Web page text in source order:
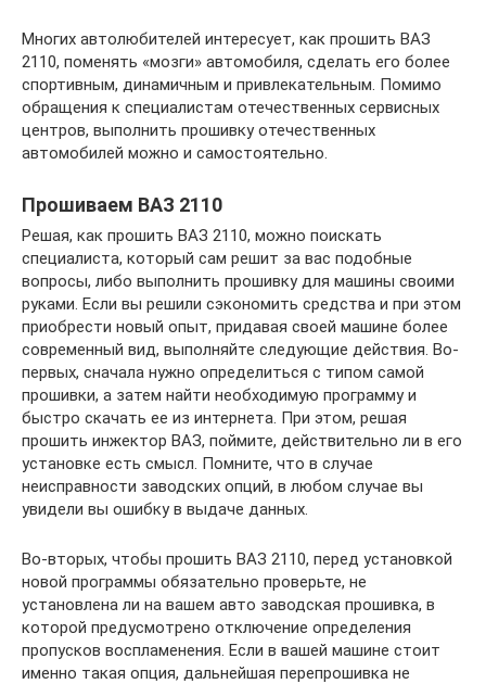
Многих автолюбителей интересует, как прошить ВАЗ
2110, поменять «мозги» автомобиля, сделать его более
спортивным, динамичным и привлекательным. Помимо
обращения к специалистам отечественных сервисных
центров, выполнить прошивку отечественных
автомобилей можно и самостоятельно.
Прошиваем ВАЗ 2110
Решая, как прошить ВАЗ 2110, можно поискать
специалиста, который сам решит за вас подобные
вопросы, либо выполнить прошивку для машины своими
руками. Если вы решили сэкономить средства и при этом
приобрести новый опыт, придавая своей машине более
современный вид, выполняйте следующие действия. Во-
первых, сначала нужно определиться с типом самой
прошивки, а затем найти необходимую программу и
быстро скачать ее из интернета. При этом, решая
прошить инжектор ВАЗ, поймите, действительно ли в его
установке есть смысл. Помните, что в случае
неисправности заводских опций, в любом случае вы
увидели вы ошибку в выдаче данных.
Во-вторых, чтобы прошить ВАЗ 2110, перед установкой
новой программы обязательно проверьте, не
установлена ли на вашем авто заводская прошивка, в
которой предусмотрено отключение определения
пропусков воспламенения. Если в вашей машине стоит
именно такая опция, дальнейшая перепрошивка не